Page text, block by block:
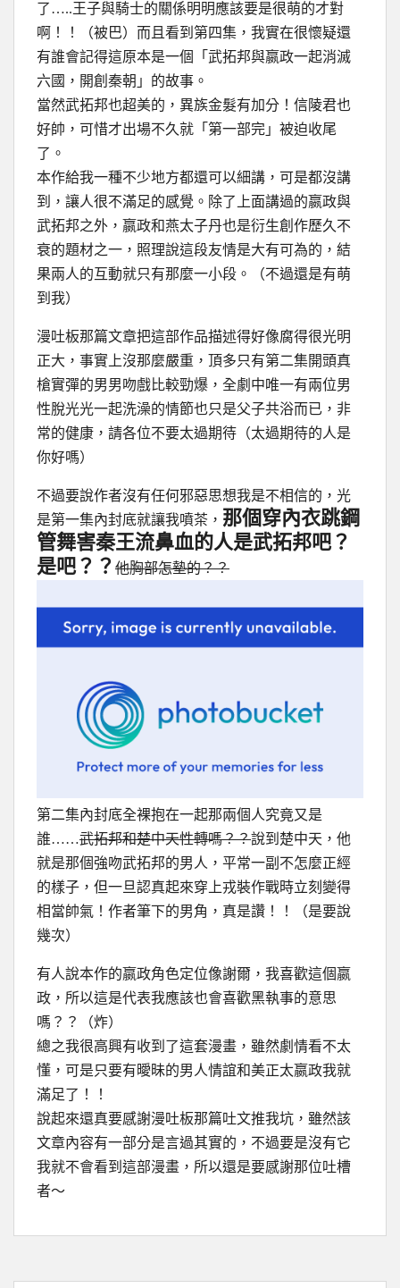
了…..王子與騎士的關係明明應該要是很萌的才對
啊！！（被巴）而且看到第四集，我實在很懷疑還
有誰會記得這原本是一個「武拓邦與嬴政一起消滅
六國，開創秦朝」的故事。
當然武拓邦也超美的，異族金髮有加分！信陵君也
好帥，可惜才出場不久就「第一部完」被迫收尾
了。
本作給我一種不少地方都還可以細講，可是都沒講
到，讓人很不滿足的感覺。除了上面講過的嬴政與
武拓邦之外，嬴政和燕太子丹也是衍生創作歷久不
衰的題材之一，照理說這段友情是大有可為的，結
果兩人的互動就只有那麼一小段。（不過還是有萌
到我）
漫吐板那篇文章把這部作品描述得好像腐得很光明
正大，事實上沒那麼嚴重，頂多只有第二集開頭真
槍實彈的男男吻戲比較勁爆，全劇中唯一有兩位男
性脫光光一起洗澡的情節也只是父子共浴而已，非
常的健康，請各位不要太過期待（太過期待的人是
你好嗎）
不過要說作者沒有任何邪惡思想我是不相信的，光
是第一集內封底就讓我噴茶， 那個穿內衣跳鋼
管舞害秦王流鼻血的人是武拓邦吧？
是吧？？ 他胸部怎墊的？？
第二集內封底全裸抱在一起那兩個人究竟又是
誰……武拓邦和楚中天性轉嗎？？說到楚中天，他
就是那個強吻武拓邦的男人，平常一副不怎麼正經
的樣子，但一旦認真起來穿上戎裝作戰時立刻變得
相當帥氣！作者筆下的男角，真是讚！！（是要說
幾次）
有人說本作的嬴政角色定位像謝爾，我喜歡這個嬴
政，所以這是代表我應該也會喜歡黑執事的意思
嗎？？（炸）
總之我很高興有收到了這套漫畫，雖然劇情看不太
懂，可是只要有曖昧的男人情誼和美正太嬴政我就
滿足了！！
說起來還真要感謝漫吐板那篇吐文推我坑，雖然該
文章內容有一部分是言過其實的，不過要是沒有它
我就不會看到這部漫畫，所以還是要感謝那位吐槽
者～